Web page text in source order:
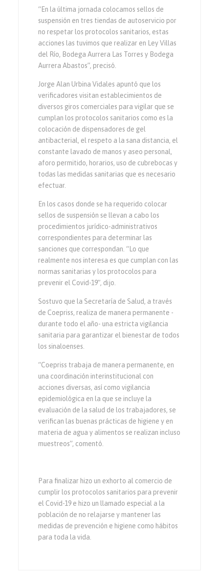
“En la última jornada colocamos sellos de
suspensión en tres tiendas de autoservicio por
no respetar los protocolos sanitarios, estas
acciones las tuvimos que realizar en Ley Villas
del Río, Bodega Aurrera Las Torres y Bodega
Aurrera Abastos”, precisó.
Jorge Alan Urbina Vidales apuntó que los
verificadores visitan establecimientos de
diversos giros comerciales para vigilar que se
cumplan los protocolos sanitarios como es la
colocación de dispensadores de gel
antibacterial, el respeto a la sana distancia, el
constante lavado de manos y aseo personal,
aforo permitido, horarios, uso de cubrebocas y
todas las medidas sanitarias que es necesario
efectuar.
En los casos donde se ha requerido colocar
sellos de suspensión se llevan a cabo los
procedimientos jurídico-administrativos
correspondientes para determinar las
sanciones que correspondan. “Lo que
realmente nos interesa es que cumplan con las
normas sanitarias y los protocolos para
prevenir el Covid-19”, dijo.
Sostuvo que la Secretaría de Salud, a través
de Coepriss, realiza de manera permanente -
durante todo el año- una estricta vigilancia
sanitaria para garantizar el bienestar de todos
los sinaloenses.
“Coepriss trabaja de manera permanente, en
una coordinación interinstitucional con
acciones diversas, así como vigilancia
epidemiológica en la que se incluye la
evaluación de la salud de los trabajadores, se
verifican las buenas prácticas de higiene y en
materia de agua y alimentos se realizan incluso
muestreos”, comentó.
Para finalizar hizo un exhorto al comercio de
cumplir los protocolos sanitarios para prevenir
el Covid-19 e hizo un llamado especial a la
población de no relajarse y mantener las
medidas de prevención e higiene como hábitos
para toda la vida.